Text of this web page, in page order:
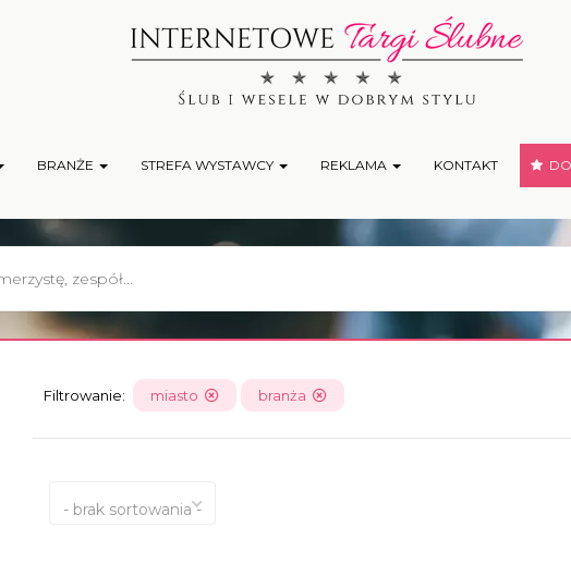
BRANŻE STREFA WYSTAWCY REKLAMA KONTAKT
Filtrowanie: miasto branża
- brak sortowania -